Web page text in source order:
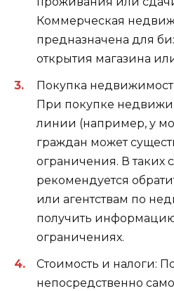
Коммерческая
предназначена для
открытия магазина
Покупка
При покупке
линии (например, у
граждан может
ограничения. В таких
рекомендуется
или агентствам по
получить
ограничениях.
Стоимость и налоги:
непосредственно